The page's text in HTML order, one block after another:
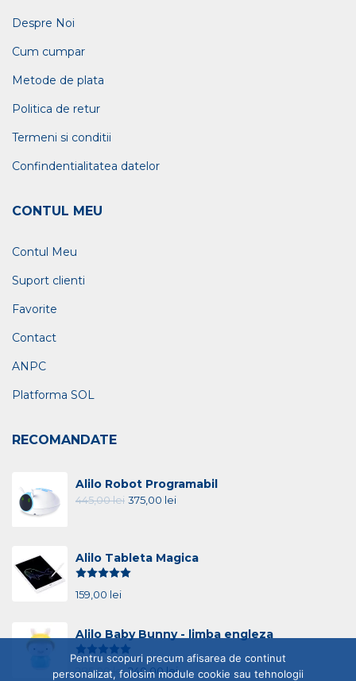
Despre Noi
Cum cumpar
Metode de plata
Politica de retur
Termeni si conditii
Confindentialitatea datelor
CONTUL MEU
Contul Meu
Suport clienti
Favorite
Contact
ANPC
Platforma SOL
RECOMANDATE
Alilo Robot Programabil
445,00lei 375,00 lei
Alilo Tableta Magica
159,00 lei
Alilo Baby Bunny - limba engleza
285,00 lei 240,00lei
Pentru scopuri precum afisarea de continut
personalizat, folosim module cookie sau tehnologii